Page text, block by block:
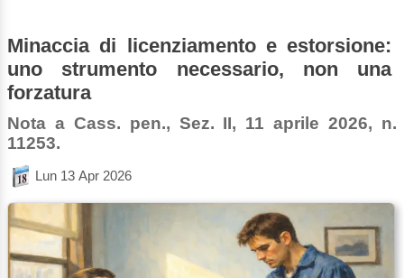
Minaccia di licenziamento e estorsione:
uno strumento necessario, non una
forzatura
Nota a Cass. pen., Sez. II, 11 aprile 2026, n.
11253.
Lun 13 Apr 2026